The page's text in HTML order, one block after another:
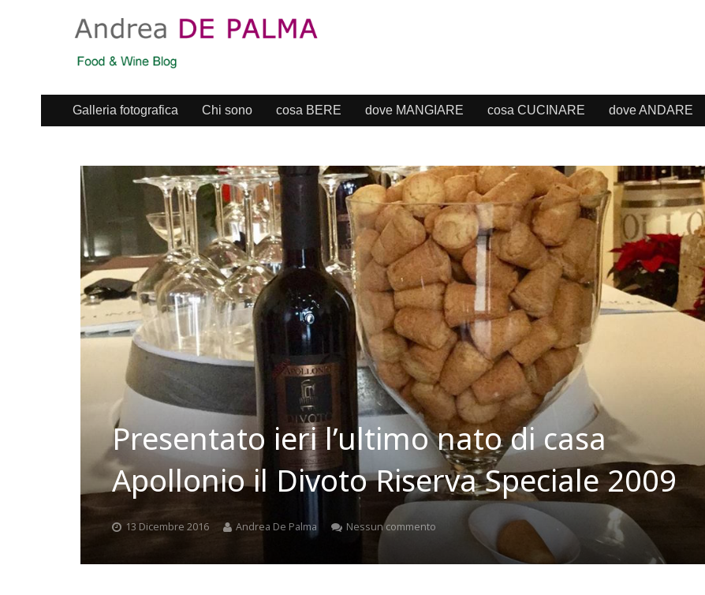
Galleria fotografica Chi sono cosa BERE dove MANGIARE cosa CUCINARE dove ANDARE
Presentato ieri l’ultimo nato di casa
Apollonio il Divoto Riserva Speciale 2009
13 Dicembre 2016 Andrea De Palma Nessun commento